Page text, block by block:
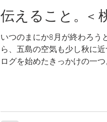
伝えること。<
いつのまにか8月が終わろう
ら、五島の空気も少し秋に
ログを始めたきっかけの一